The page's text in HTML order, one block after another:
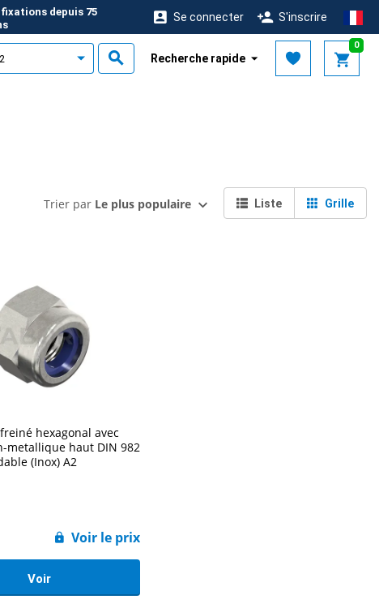
depuis 75
Se connecter S'inscrire
0
Recherche rapide
Grille
Liste
Trier par Le plus populaire
hexagonal avec
metallique haut DIN 982
(Inox) A2
Voir le prix
Voir